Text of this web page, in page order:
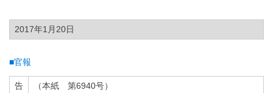
2017年1月20日
■官報
告
（本紙 第6940号）